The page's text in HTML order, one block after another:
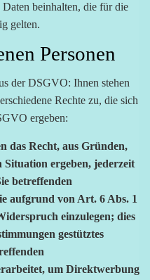
beinhalten, die für die
gelten.
Personen
der DSGVO: Ihnen stehen
Rechte zu, die sich
ergeben:
das Recht, aus Gründen,
Situation ergeben, jederzeit
betreffenden
aufgrund von Art. 6 Abs. 1
einzulegen; dies
gestütztes
um Direktwerbung